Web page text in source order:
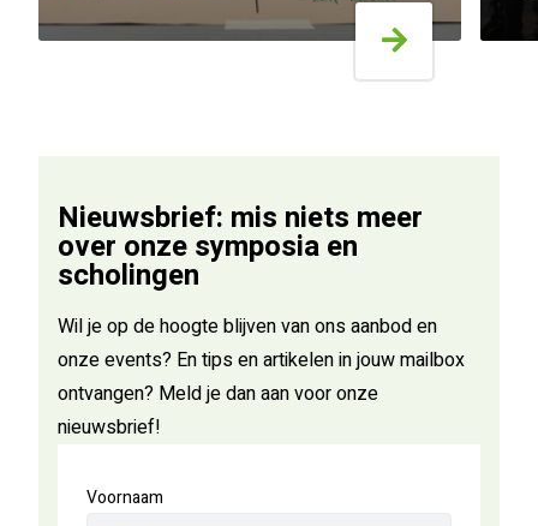
Nieuwsbrief: mis niets meer
over onze symposia en
scholingen
Wil je op de hoogte blijven van ons aanbod en
onze events? En tips en artikelen in jouw mailbox
ontvangen? Meld je dan aan voor onze
nieuwsbrief!
Voornaam